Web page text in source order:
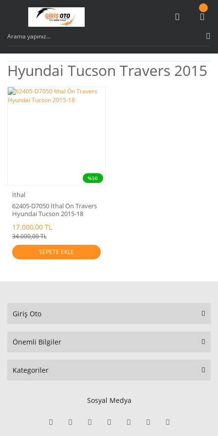
Hyundai Tucson Travers 2015
%50
İthal
62405-D7050 İthal Ön Travers
Hyundai Tucson 2015-18
17.000,00 TL
34.000,00 TL
SEPETE EKLE
Giriş Oto
Önemli Bilgiler
Kategoriler
Sosyal Medya